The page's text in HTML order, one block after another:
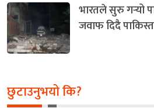
भारतले सुरु गर्‍यो
जवाफ दिदै
छुटाउनुभयो कि?